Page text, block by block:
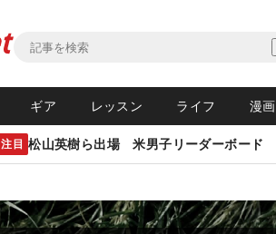
ギア レッスン ライフ 漫画
注目 松山英樹ら出場 米男子リーダーボード